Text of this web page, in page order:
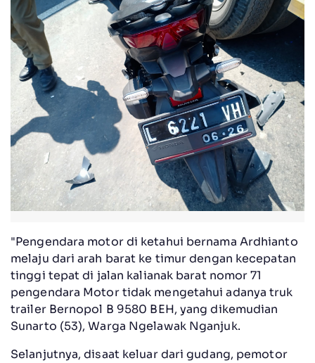
"Pengendara motor di ketahui bernama Ardhianto
melaju dari arah barat ke timur dengan kecepatan
tinggi tepat di jalan kalianak barat nomor 71
pengendara Motor tidak mengetahui adanya truk
trailer Bernopol B 9580 BEH, yang dikemudian
Sunarto (53), Warga Ngelawak Nganjuk.
Selanjutnya, disaat keluar dari gudang, pemotor